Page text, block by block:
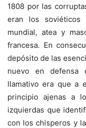
1808 por las
eran los
mundial, atea y
francesa. En
depósito de las
nuevo en defensa
llamativo era que a
principio ajenas a
izquierdas que
con los chisperos y